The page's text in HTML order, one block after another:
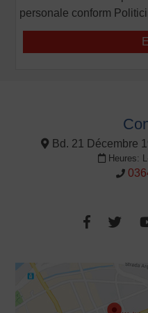
personale conform
Bd. 21 Décembre
Heures: